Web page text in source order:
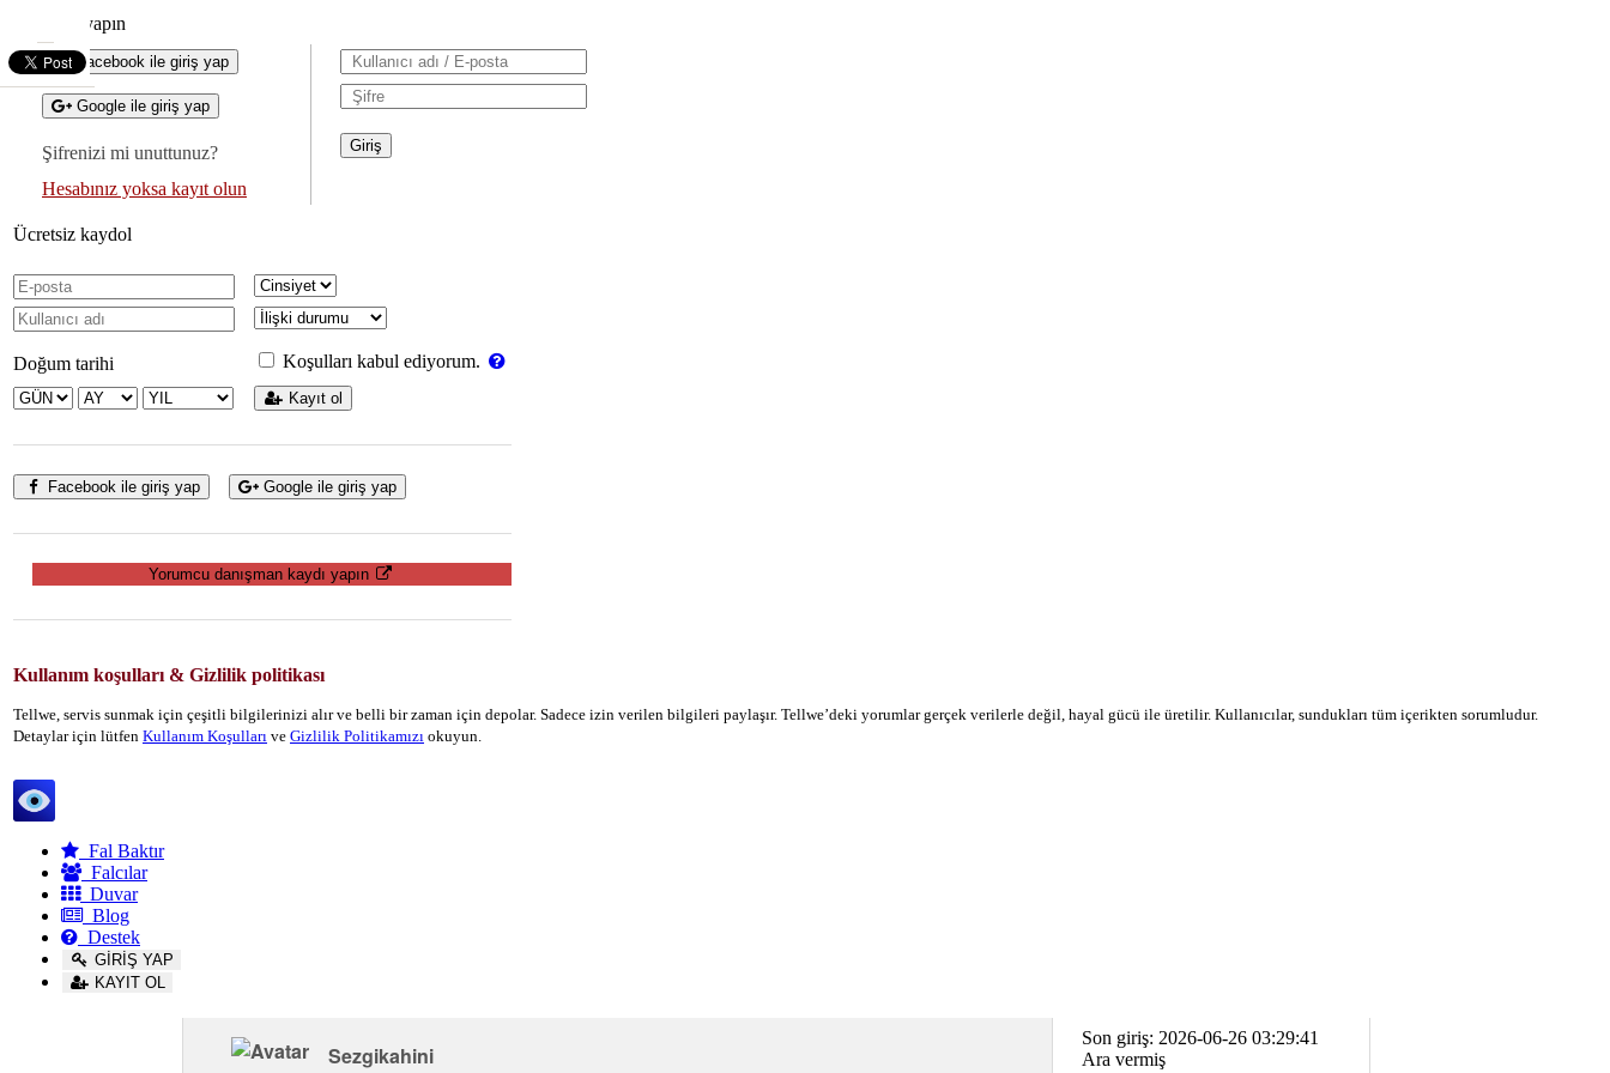
Giriş yapın
Facebook ile giriş yap
Google ile giriş yap
Şifrenizi mi unuttunuz?
Hesabınız yoksa kayıt olun
Ücretsiz kaydol
Doğum tarihi Koşulları kabul ediyorum.
Kayıt ol
Facebook ile giriş yap Google ile giriş yap
Yorumcu danışman kaydı yapın
Kullanım koşulları & Gizlilik politikası
Tellwe, servis sunmak için çeşitli bilgilerinizi alır ve belli bir zaman için depolar. Sadece izin verilen bilgileri paylaşır. Tellwe’deki yorumlar gerçek verilerle değil, hayal gücü ile üretilir. Kullanıcılar, sundukları tüm içerikten sorumludur.
Detaylar için lütfen Kullanım Koşulları ve Gizlilik Politikamızı okuyun.
Fal Baktır
Falcılar
Duvar
Blog
Destek
GİRİŞ YAP
KAYIT OL
Son giriş: 2026-06-26 03:29:41
Ara vermiş
Sezgikahini